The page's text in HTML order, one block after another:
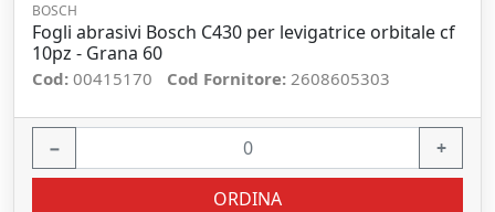
BOSCH
Fogli abrasivi Bosch C430 per levigatrice orbitale cf
10pz - Grana 60
Cod: 00415170 Cod Fornitore: 2608605303
− +
ORDINA